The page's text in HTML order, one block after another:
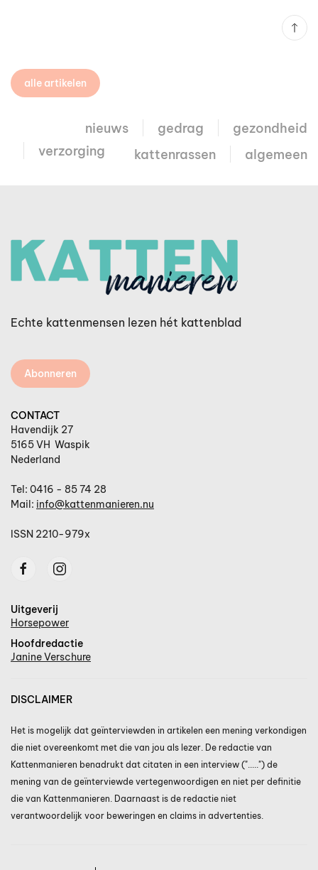
alle artikelen
nieuws gedrag
gezondheid
verzorging
kattenrassen algemeen
Echte kattenmensen lezen hét kattenblad
Abonneren
CONTACT
Havendijk 27
5165 VH Waspik
Nederland
Tel: 0416 - 85 74 28
Mail: info@kattenmanieren.nu
ISSN 2210-979x
Uitgeverij
Horsepower
Hoofdredactie
Janine Verschure
DISCLAIMER
Het is mogelijk dat geïnterviewden in artikelen een mening verkondigen
die niet overeenkomt met die van jou als lezer. De redactie van
Kattenmanieren benadrukt dat citaten in een interview (".....") de
mening van de geïnterviewde vertegenwoordigen en niet per definitie
die van Kattenmanieren. Daarnaast is de redactie niet
verantwoordelijk voor beweringen en claims in advertenties.